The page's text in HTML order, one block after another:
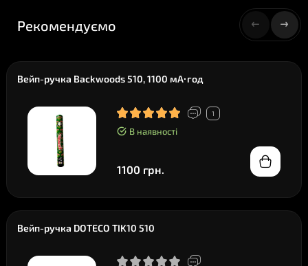
Рекомендуємо
Вейп-ручка Backwoods 510, 1100 мА·год
1
В наявності
1100 грн.
Вейп-ручка DOTECO TIK10 510